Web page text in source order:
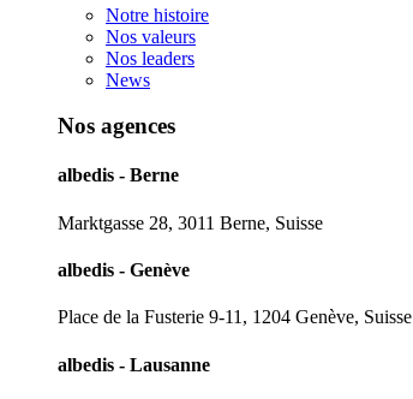
Notre histoire
Nos valeurs
Nos leaders
News
Nos agences
albedis - Berne
Marktgasse 28, 3011 Berne, Suisse
albedis - Genève
Place de la Fusterie 9-11, 1204 Genève, Suisse
albedis - Lausanne